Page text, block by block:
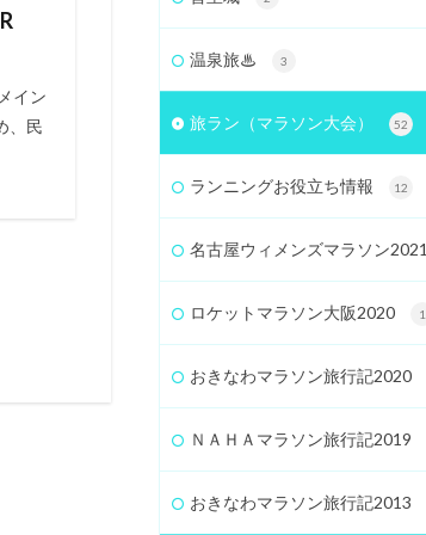
イン
、民
温泉旅♨ 3
旅ラン（マラソン大会） 52
ランニングお役立ち情報 12
名古屋ウィメンズマラソン2021
ロケットマラソン大阪2020 1
おきなわマラソン旅行記2020
ＮＡＨＡマラソン旅行記2019
おきなわマラソン旅行記2013